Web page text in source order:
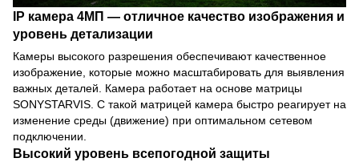
IP камера 4МП — отличное качество изображения и
уровень детализации
Камеры высокого разрешения обеспечивают качественное
изображение, которые можно масштабировать для выявления
важных деталей. Камера работает на основе матрицы
SONYSTARVIS. С такой матрицей камера быстро реагирует на
изменение среды (движение) при оптимальном сетевом
подключении.
Высокий уровень всепогодной защиты